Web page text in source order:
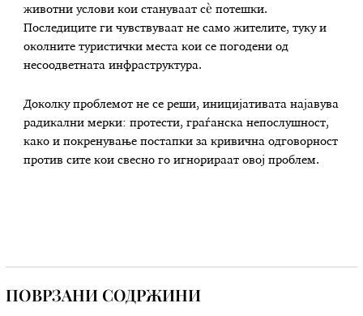
животни услови кои стануваат сè потешки.
Последиците ги чувствуваат не само жителите, туку и
околните туристички места кои се погодени од
несоодветната инфраструктура.
Доколку проблемот не се реши, иницијативата најавува
радикални мерки: протести, граѓанска непослушност,
како и покренување постапки за кривична одговорност
против сите кои свесно го игнорираат овој проблем.
ПОВРЗАНИ СОДРЖИНИ